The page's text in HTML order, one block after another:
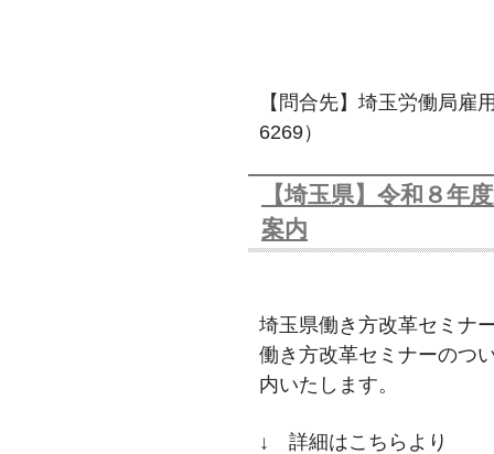
【問合先】埼玉労働局雇
6269）
【埼玉県】令和８年
案内
埼玉県働き方改革セミナ
働き方改革セミナーのつ
内いたします。
↓ 詳細はこちらより